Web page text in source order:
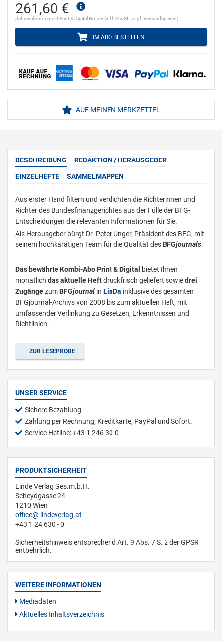
261,60 €
Jahresabonnement Print & Digital Nutzer (inkl. MwSt., zzgl. Versandspesen)
IM ABO BESTELLEN
AUF MEINEN MERKZETTEL
BESCHREIBUNG REDAKTION / HERAUSGEBER
EINZELHEFTE SAMMELMAPPEN
Aus erster Hand filtern und verdichten die Richterinnen und
Richter des Bundesfinanzgerichtes aus der Fülle der BFG-
Entscheidungen die relevanten Informationen für Sie.
Als Herausgeber bürgt Dr. Peter Unger, Präsident des BFG, mit
seinem hochkarätigen Team für die Qualität des BFGjournals.
Das bewährte Kombi-Abo Print & Digital
bietet Ihnen
monatlich das aktuelle Heftdruckfrisch geliefert sowiedrei
Zugängezum BFGjournal in LinDa inklusive des gesamten
BFGjournal-Archivs von 2008 bis zum aktuellen Heft, mit
umfassender Verlinkung zu Gesetzen, Erkenntnissen und
Richtlinien.
ZUR LESEPROBE
UNSER SERVICE
Sichere Bezahlung
Zahlung per Rechnung, Kreditkarte, PayPal und Sofort.
Service Hotline: +43 1 246 30-0
PRODUKTSICHERHEIT
Linde Verlag Ges.m.b.H.
Scheydgasse 24
1210 Wien
office
lindeverlag.at
+43 1 24 630 - 0
Sicherheitshinweis entsprechend Art. 9 Abs. 7 S. 2 der GPSR
entbehrlich.
WEITERE INFORMATIONEN
Mediadaten
Aktuelles Inhaltsverzeichnis